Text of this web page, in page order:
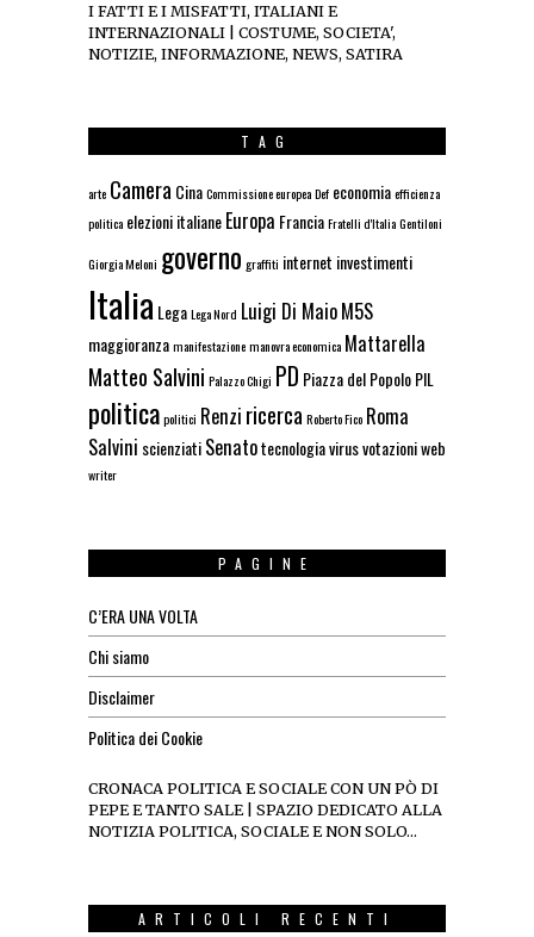
I FATTI E I MISFATTI, ITALIANI E
INTERNAZIONALI | COSTUME, SOCIETA',
NOTIZIE, INFORMAZIONE, NEWS, SATIRA
TAG
arte Camera CinaCommissione europeaDef economiaefficienza
politica elezioni italianeEuropa FranciaFratelli d'ItaliaGentiloni
Giorgia Meloni governo graffiti internet investimenti
Italia LegaLega Nord Luigi Di MaioM5S
maggioranzamanifestazionemanovra economica Mattarella
Matteo Salvini Palazzo Chigi PD Piazza del PopoloPIL
politicapolitici Renzi ricerca Roberto Fico Roma
Salvini scienziatiSenatotecnologiavirusvotazioniweb
writer
PAGINE
C’ERA UNA VOLTA
Chi siamo
Disclaimer
Politica dei Cookie
CRONACA POLITICA E SOCIALE CON UN PÒ DI
PEPE E TANTO SALE | SPAZIO DEDICATO ALLA
NOTIZIA POLITICA, SOCIALE E NON SOLO…
ARTICOLI RECENTI